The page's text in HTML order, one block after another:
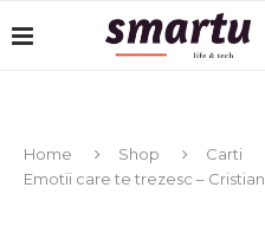
Home Shop Carti
Emotii care te trezesc –